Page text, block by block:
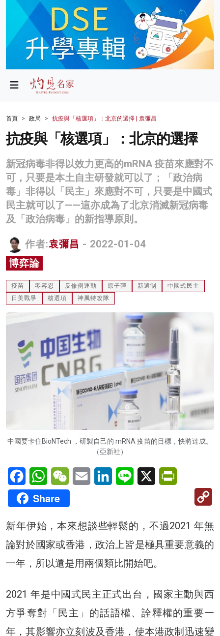
政局
財經
生活
商業
科技
影片
灼見活動
首頁 政局 抗疫與「核選項」：北京的選擇 | 袁彌昌
抗疫與「核選項」：北京的選擇
新冠病毒非得以效力更高的mRNA 疫苗來應對不
可，只要是本土自主研發就可以了；「政治病
毒」非得以「民主」來應對不可，只要是中國式
民主就可以了——這亦成為了北京消滅新冠病毒
及「政治病毒」的新指導原則。
作者:袁彌昌 - 2022-01-04
博弈論
疫苗 零容忍 反修例運動 原子彈 新選制
中國式民主
日美戰爭
核選項 神風特攻隊
中國要卡住BioNTech ，研製自己的 mRNA 疫苗的目標，快將達成。
（亞新社）
FacebookWhatsAppWeChatEmail LinkedInLine X
Share
新年伊始，本來想談些輕鬆的，不過2021 年無
論對於國家或香港，政治上皆是極具重要意義的
一年，所以還是用兩個類比開始吧。
2021 年是中國式民主正式出台，國家主動與西
方爭奪對「民主」的話語權、詮釋權的重要一
年，其影響亦立刻波及香港，使本港政制迅速變